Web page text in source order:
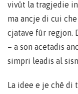
vivût la tragjedie in
ma ancje di cui
cjatave fûr regjon.
– a son acetadis
simpri leadis al
La idee e je chê di